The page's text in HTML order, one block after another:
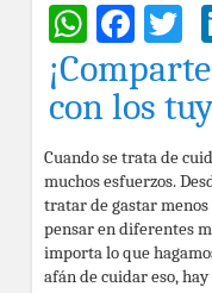
con los
Cuando se trata de
muchos esfuerzos.
tratar de gastar menos
pensar en diferentes
importa lo que
afán de cuidar eso,